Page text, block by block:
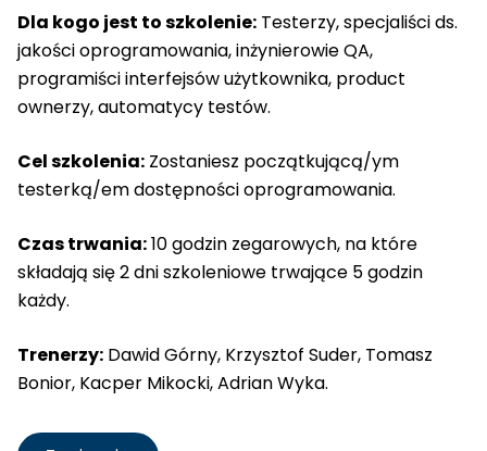
Dla kogo jest to szkolenie: Testerzy, specjaliści ds.
jakości oprogramowania, inżynierowie QA,
programiści interfejsów użytkownika, product
ownerzy, automatycy testów.
Cel szkolenia: Zostaniesz początkującą/ym
testerką/em dostępności oprogramowania.
Czas trwania:10 godzin zegarowych, na które
składają się 2 dni szkoleniowe trwające 5 godzin
każdy.
Trenerzy: Dawid Górny, Krzysztof Suder, Tomasz
Bonior, Kacper Mikocki, Adrian Wyka.